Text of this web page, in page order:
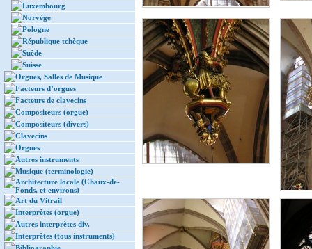
Luxembourg
Norvège
Pologne
République tchèque
Suède
Suisse
Orgues, Salles de Musique
Facteurs d’orgues
Facteurs de clavecins
Compositeurs (orgue)
Compositeurs (divers)
Clavecins
Orgues
Autres instruments
Musique (terminologie)
Architecture locale (Chaux-de-
Fonds, et environs)
Art du Vitrail
Interprètes (orgue)
Autres interprètes div.
Interprètes (tous instruments)